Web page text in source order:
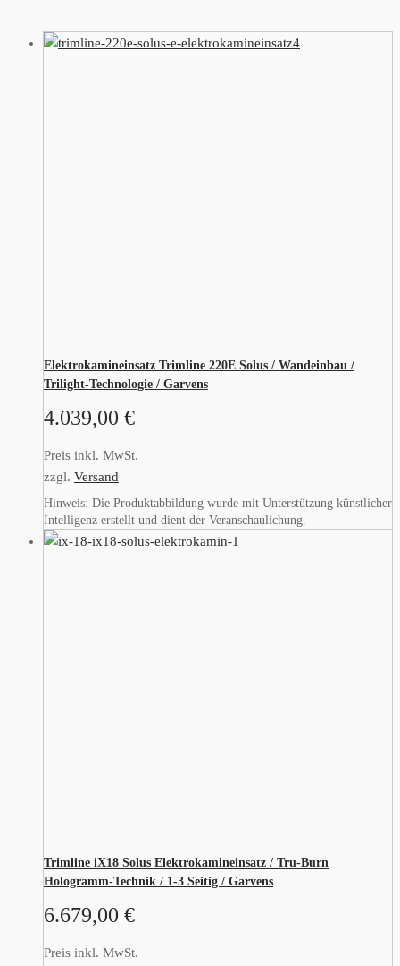
Elektrokamineinsatz Trimline 220E Solus / Wandeinbau /
Trilight-Technologie / Garvens
4.039,00 €
Preis inkl. MwSt.
zzgl. Versand
Hinweis: Die Produktabbildung wurde mit Unterstützung künstlicher
Intelligenz erstellt und dient der Veranschaulichung.
Trimline iX18 Solus Elektrokamineinsatz / Tru-Burn
Hologramm-Technik / 1-3 Seitig / Garvens
6.679,00 €
Preis inkl. MwSt.